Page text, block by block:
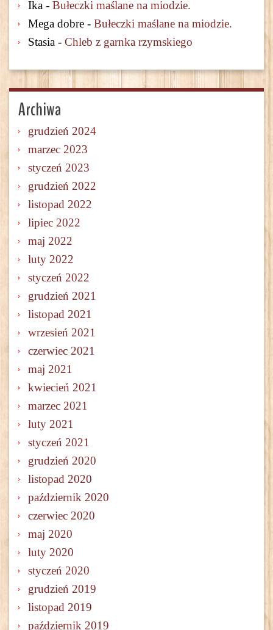
Ika - Bułeczki maślane na miodzie.
Mega dobre - Bułeczki maślane na miodzie.
Stasia - Chleb z garnka rzymskiego
Archiwa
grudzień 2024
marzec 2023
styczeń 2023
grudzień 2022
listopad 2022
lipiec 2022
maj 2022
luty 2022
styczeń 2022
grudzień 2021
listopad 2021
wrzesień 2021
czerwiec 2021
maj 2021
kwiecień 2021
marzec 2021
luty 2021
styczeń 2021
grudzień 2020
listopad 2020
październik 2020
czerwiec 2020
maj 2020
luty 2020
styczeń 2020
grudzień 2019
listopad 2019
październik 2019